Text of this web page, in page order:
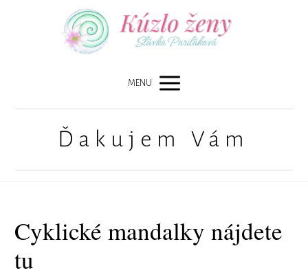
MENU
Ďakujem Vám
Cyklické mandalky nájdete
tu